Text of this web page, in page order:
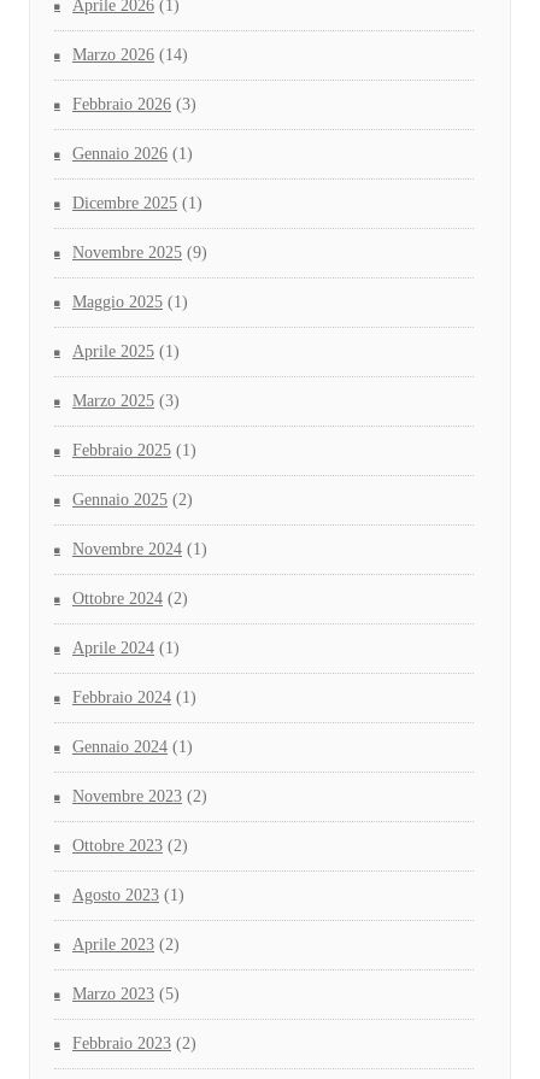
Aprile 2026 (1)
Marzo 2026 (14)
Febbraio 2026 (3)
Gennaio 2026 (1)
Dicembre 2025 (1)
Novembre 2025 (9)
Maggio 2025 (1)
Aprile 2025 (1)
Marzo 2025 (3)
Febbraio 2025 (1)
Gennaio 2025 (2)
Novembre 2024 (1)
Ottobre 2024 (2)
Aprile 2024 (1)
Febbraio 2024 (1)
Gennaio 2024 (1)
Novembre 2023 (2)
Ottobre 2023 (2)
Agosto 2023 (1)
Aprile 2023 (2)
Marzo 2023 (5)
Febbraio 2023 (2)